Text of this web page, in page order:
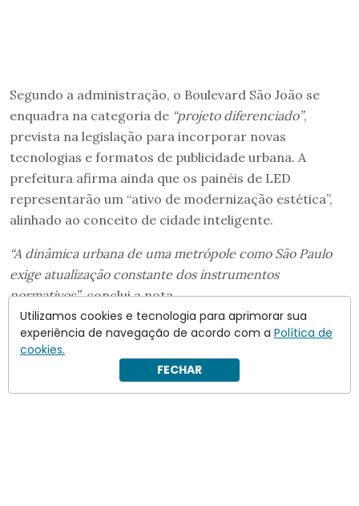
Segundo a administração, o Boulevard São João se
enquadra na categoria de “projeto diferenciado”,
prevista na legislação para incorporar novas
tecnologias e formatos de publicidade urbana. A
prefeitura afirma ainda que os painéis de LED
representarão um “ativo de modernização estética”,
alinhado ao conceito de cidade inteligente.
“A dinâmica urbana de uma metrópole como São Paulo
exige atualização constante dos instrumentos
normativos”, conclui a nota.
Utilizamos cookies e tecnologia para aprimorar sua
experiência de navegação de acordo com a Política de
cookies.
FECHAR